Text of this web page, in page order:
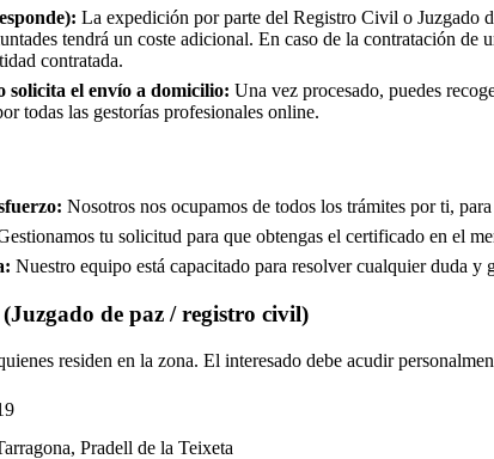
La expedición por parte del Registro Civil o Juzgado
tendrá un coste adicional. En caso de la contratación
contratada.
solicita el envío a domicilio: Una vez procesado, puedes
todas las gestorías profesionales online.
Nosotros nos ocupamos de todos los trámites por ti,
tu solicitud para que obtengas el certificado en el
Nuestro equipo está capacitado para resolver cualquier duda y
de paz / registro civil)
residen en la zona. El interesado debe acudir
Pradell de la Teixeta